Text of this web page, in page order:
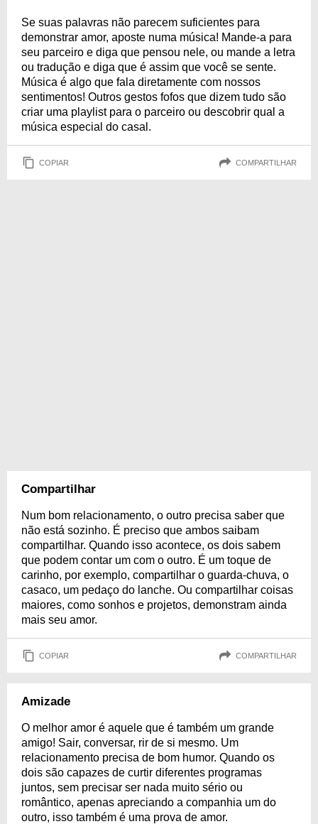
Se suas palavras não parecem suficientes para
demonstrar amor, aposte numa música! Mande-a para
seu parceiro e diga que pensou nele, ou mande a letra
ou tradução e diga que é assim que você se sente.
Música é algo que fala diretamente com nossos
sentimentos! Outros gestos fofos que dizem tudo são
criar uma playlist para o parceiro ou descobrir qual a
música especial do casal.
COPIAR COMPARTILHAR
Compartilhar
Num bom relacionamento, o outro precisa saber que
não está sozinho. É preciso que ambos saibam
compartilhar. Quando isso acontece, os dois sabem
que podem contar um com o outro. É um toque de
carinho, por exemplo, compartilhar o guarda-chuva, o
casaco, um pedaço do lanche. Ou compartilhar coisas
maiores, como sonhos e projetos, demonstram ainda
mais seu amor.
COPIAR COMPARTILHAR
Amizade
O melhor amor é aquele que é também um grande
amigo! Sair, conversar, rir de si mesmo. Um
relacionamento precisa de bom humor. Quando os
dois são capazes de curtir diferentes programas
juntos, sem precisar ser nada muito sério ou
romântico, apenas apreciando a companhia um do
outro, isso também é uma prova de amor.